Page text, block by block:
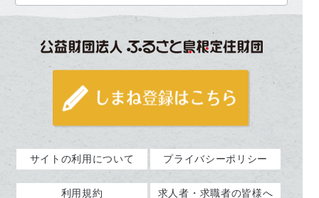
サイトの利用について プライバシーポリシー
利用規約 求人者・求職者の皆様へ